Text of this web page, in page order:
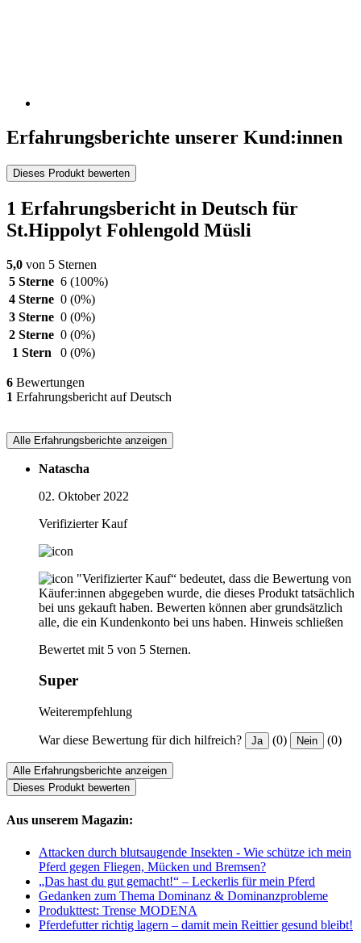
Erfahrungsberichte unserer Kund:innen
Dieses Produkt bewerten
1 Erfahrungsbericht in Deutsch für
St.Hippolyt Fohlengold Müsli
5,0 von 5 Sternen
5 Sterne 6 (100%)
4 Sterne 0 (0%)
3 Sterne 0 (0%)
2 Sterne 0 (0%)
1 Stern
0 (0%)
6 Bewertungen
1 Erfahrungsbericht auf Deutsch
Alle Erfahrungsberichte anzeigen
Natascha
02. Oktober 2022
Verifizierter Kauf
"Verifizierter Kauf“ bedeutet, dass die Bewertung von
Käufer:innen abgegeben wurde, die dieses Produkt tatsächlich
bei uns gekauft haben. Bewerten können aber grundsätzlich
alle, die ein Kundenkonto bei uns haben. Hinweis schließen
Bewertet mit 5 von 5 Sternen.
Super
Weiterempfehlung
War diese Bewertung für dich hilfreich? Ja (0) Nein (0)
Alle Erfahrungsberichte anzeigen
Dieses Produkt bewerten
Aus unserem Magazin:
Attacken durch blutsaugende Insekten - Wie schütze ich mein
Pferd gegen Fliegen, Mücken und Bremsen?
„Das hast du gut gemacht!“ – Leckerlis für mein Pferd
Gedanken zum Thema Dominanz & Dominanzprobleme
Produkttest: Trense MODENA
Pferdefutter richtig lagern – damit mein Reittier gesund bleibt!